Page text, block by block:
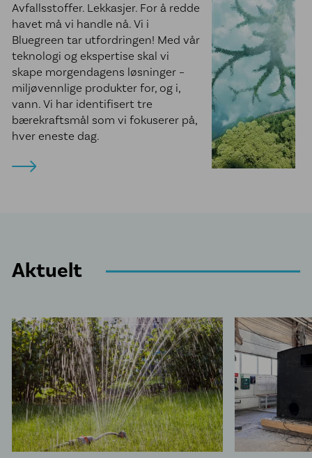
Avfallsstoffer. Lekkasjer. For å redde
havet må vi handle nå. Vi i
Bluegreen tar utfordringen! Med vår
teknologi og ekspertise skal vi
skape morgendagens løsninger –
miljøvennlige produkter for, og i,
vann. Vi har identifisert tre
bærekraftsmål som vi fokuserer på,
hver eneste dag.
Aktuelt